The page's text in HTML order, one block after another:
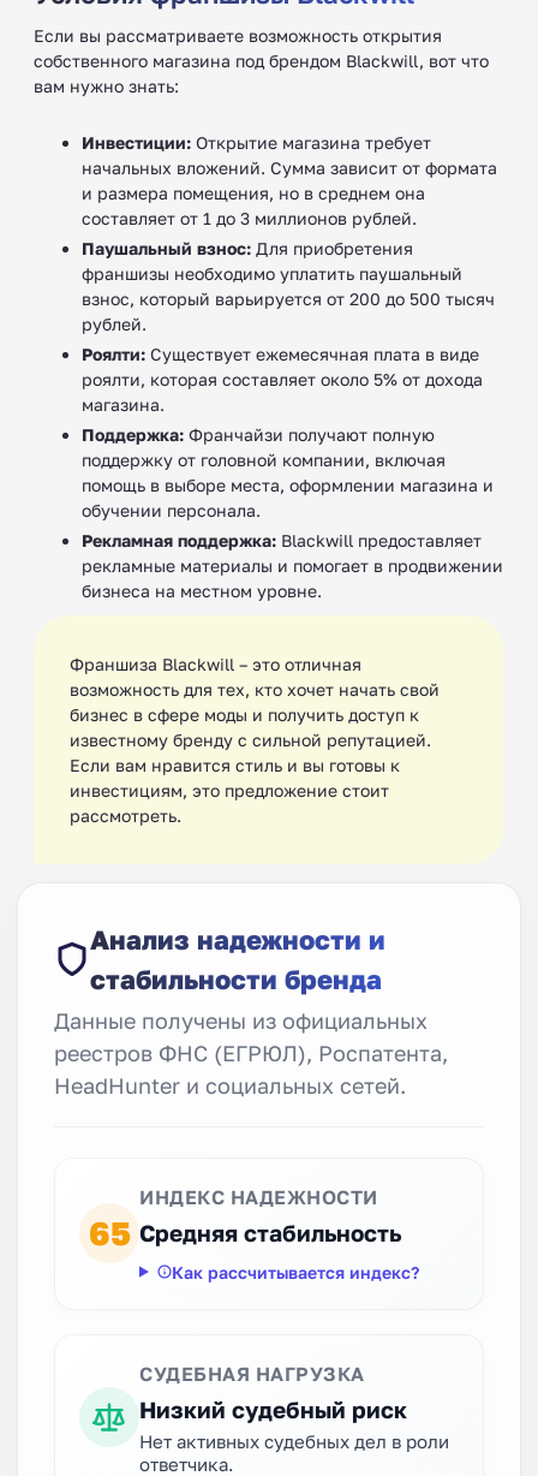
Если вы рассматриваете возможность открытия
собственного магазина под брендом Blackwill, вот что
вам нужно знать:
Инвестиции: Открытие магазина требует
начальных вложений. Сумма зависит от формата
и размера помещения, но в среднем она
составляет от 1 до 3 миллионов рублей.
Паушальный взнос: Для приобретения
франшизы необходимо уплатить паушальный
взнос, который варьируется от 200 до 500 тысяч
рублей.
Роялти: Существует ежемесячная плата в виде
роялти, которая составляет около 5% от дохода
магазина.
Поддержка: Франчайзи получают полную
поддержку от головной компании, включая
помощь в выборе места, оформлении магазина и
обучении персонала.
Рекламная поддержка: Blackwill предоставляет
рекламные материалы и помогает в продвижении
бизнеса на местном уровне.
Франшиза Blackwill – это отличная
возможность для тех, кто хочет начать свой
бизнес в сфере моды и получить доступ к
известному бренду с сильной репутацией.
Если вам нравится стиль и вы готовы к
инвестициям, это предложение стоит
рассмотреть.
Анализ надежности и
стабильности бренда
Данные получены из официальных
реестров ФНС (ЕГРЮЛ), Роспатента,
HeadHunter и социальных сетей.
65
ИНДЕКС НАДЕЖНОСТИ
Средняя стабильность
Как рассчитывается индекс?
СУДЕБНАЯ НАГРУЗКА
Низкий судебный риск
Нет активных судебных дел в роли
ответчика.